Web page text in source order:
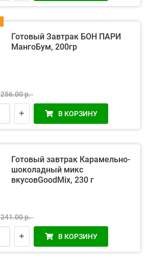
Готовый Завтрак БОН ПАРИ
МангоБум, 200гр
256.00 р.
В КОРЗИНУ
Готовый завтрак Карамельно-
шоколадный микс
вкусовGoodMix, 230 г
241.00 р.
В КОРЗИНУ